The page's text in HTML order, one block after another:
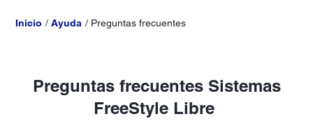
Inicio Ayuda Preguntas frecuentes
Preguntas frecuentes Sistemas
FreeStyle Libre